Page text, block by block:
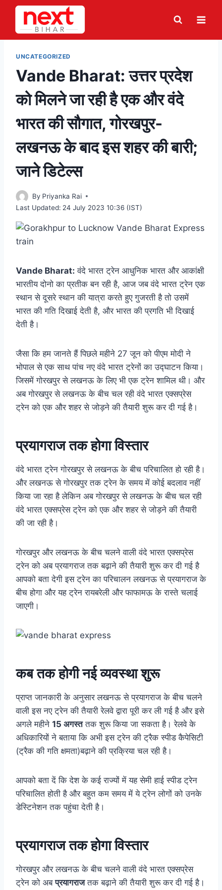
Skip
content
UNCATEGORIZED
Vande Bharat: उत्तर प्रदेश
को मिलने जा रही है एक और वंदे
भारत की सौगात, गोरखपुर-
लखनऊ के बाद इस शहर की बारी;
जाने डिटेल्स
By Priyanka Rai
Last Updated: 24 July 2023 10:36 (IST)
Vande Bharat: वंदे भारत ट्रेन आधुनिक भारत और आकांक्षी
भारतीय दोनो का प्रतीक बन रही है, आज जब वंदे भारत ट्रेन एक
स्थान से दूसरे स्थान की यात्रा करते हुए गुजरती है तो उसमें
भारत की गति दिखाई देती है, और भारत की प्रगति भी दिखाई
देती है।
जैसा कि हम जानते हैं पिछले महीने 27 जून को पीएम मोदी ने
भोपाल से एक साथ पांच नए वंदे भारत ट्रेनों का उद्घाटन किया।
जिसमें गोरखपुर से लखनऊ के लिए भी एक ट्रेन शामिल थी। और
अब गोरखपुर से लखनऊ के बीच चल रही वंदे भारत एक्सप्रेस
ट्रेन को एक और शहर से जोड़ने की तैयारी शुरू कर दी गई है।
प्रयागराज तक होगा विस्तार
वंदे भारत ट्रेन गोरखपुर से लखनऊ के बीच परिचालित हो रही है।
और लखनऊ से गोरखपुर तक ट्रेन के समय में कोई बदलाव नहीं
किया जा रहा है लेकिन अब गोरखपुर से लखनऊ के बीच चल रही
वंदे भारत एक्सप्रेस ट्रेन को एक और शहर से जोड़ने की तैयारी
की जा रही है।
गोरखपुर और लखनऊ के बीच चलने वाली वंदे भारत एक्सप्रेस
ट्रेन को अब प्रयागराज तक बढ़ाने की तैयारी शुरू कर दी गई है
आपको बता देगी इस ट्रेन का परिचालन लखनऊ से प्रयागराज के
बीच होगा और यह ट्रेन रायबरेली और फाफामऊ के रास्ते चलाई
जाएगी।
कब तक होगी नई व्यवस्था शुरू
प्राप्त जानकारी के अनुसार लखनऊ से प्रयागराज के बीच चलने
वाली इस नए ट्रेन की तैयारी रेलवे द्वारा पूरी कर ली गई है और इसे
अगले महीने 15 अगस्ततक शुरू किया जा सकता है। रेलवे के
अधिकारियों ने बताया कि अभी इस ट्रेन की ट्रैक स्पीड कैपेसिटी
(ट्रैक की गति क्षमता)बढ़ाने की प्रक्रिया चल रही है।
आपको बता दें कि देश के कई राज्यों में यह सेमी हाई स्पीड ट्रेन
परिचालित होती है और बहुत कम समय में ये ट्रेन लोगों को उनके
डेस्टिनेशन तक पहुंचा देती है।
प्रयागराज तक होगा विस्तार
गोरखपुर और लखनऊ के बीच चलने वाली वंदे भारत एक्सप्रेस
ट्रेन को अबप्रयागराजतक बढ़ाने की तैयारी शुरू कर दी गई है।